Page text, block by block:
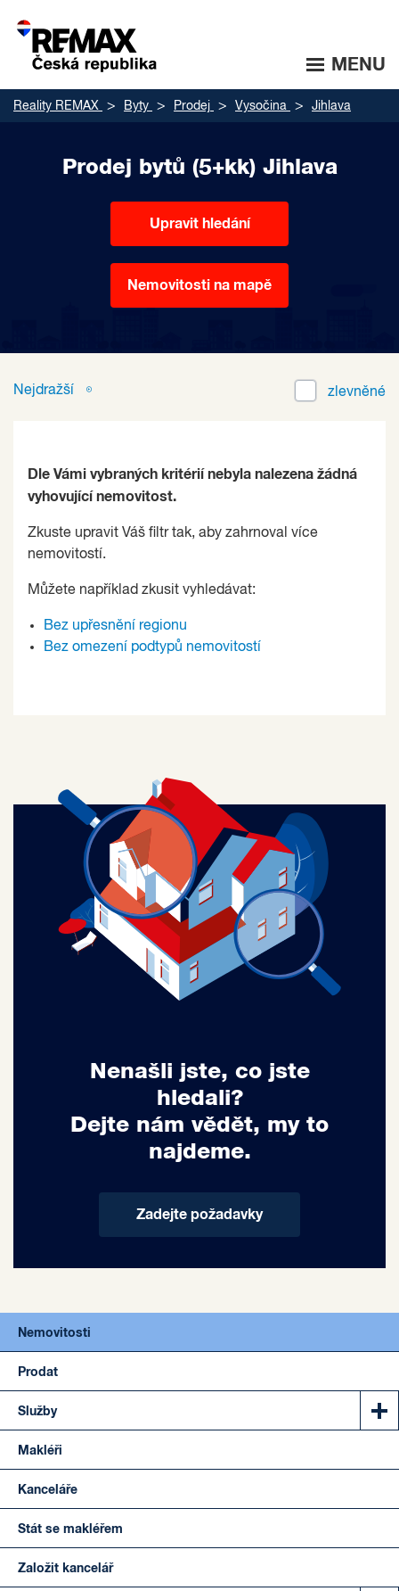
MENU
Reality REMAX Byty Prodej Vysočina Jihlava
Prodej bytů (5+kk) Jihlava
Upravit hledání
Nemovitosti na mapě
Nejdražší zlevněné
Dle Vámi vybraných kritérií nebyla nalezena žádná
vyhovující nemovitost.
Zkuste upravit Váš filtr tak, aby zahrnoval více
nemovitostí.
Můžete například zkusit vyhledávat:
Bez upřesnění regionu
Bez omezení podtypů nemovitostí
Nenašli jste, co jste
hledali?
Dejte nám vědět, my to
najdeme.
Zadejte požadavky
Nemovitosti
Prodat
Služby
Makléři
Kanceláře
Stát se makléřem
Založit kancelář